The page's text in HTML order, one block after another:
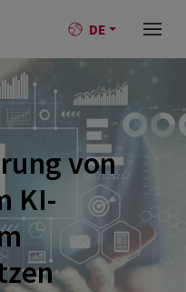
DE
von
KI-